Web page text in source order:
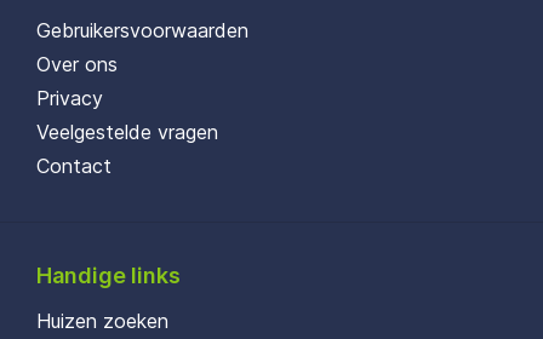
Gebruikersvoorwaarden
Over ons
Privacy
Veelgestelde vragen
Contact
Handige links
Huizen zoeken